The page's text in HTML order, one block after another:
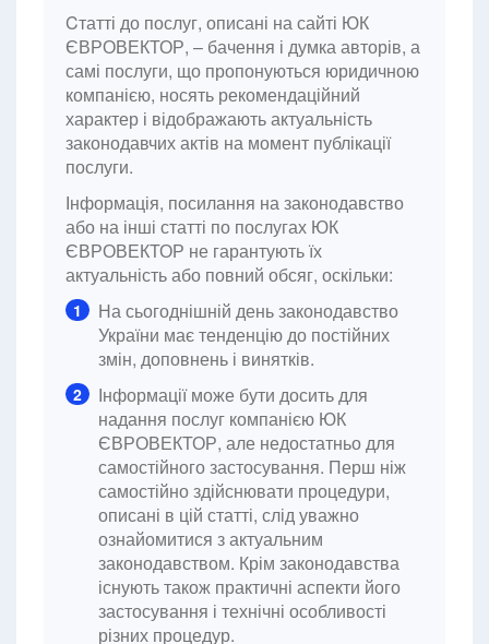
Cтатті до послуг, описані на сайті ЮК
ЄВРОВЕКТОР, – бачення і думка авторів, а
самі послуги, що пропонуються юридичною
компанією, носять рекомендаційний
характер і відображають актуальність
законодавчих актів на момент публікації
послуги.
Інформація, посилання на законодавство
або на інші статті по послугах ЮК
ЄВРОВЕКТОР не гарантують їх
актуальність або повний обсяг, оскільки:
1
На сьогоднішній день законодавство
України має тенденцію до постійних
змін, доповнень і винятків.
2
Інформації може бути досить для
надання послуг компанією ЮК
ЄВРОВЕКТОР, але недостатньо для
самостійного застосування. Перш ніж
самостійно здійснювати процедури,
описані в цій статті, слід уважно
ознайомитися з актуальним
законодавством. Крім законодавства
існують також практичні аспекти його
застосування і технічні особливості
різних процедур.